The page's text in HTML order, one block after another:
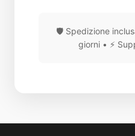
🛡️ Spedizione
giorni • ⚡